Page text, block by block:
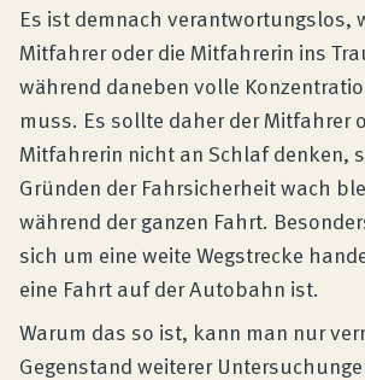
Es ist demnach verantwortungslos,
Mitfahrer oder die Mitfahrerin ins
während daneben volle
muss. Es sollte daher der Mitfahrer
Mitfahrerin nicht an Schlaf denken,
Gründen der Fahrsicherheit wach
während der ganzen Fahrt.
sich um eine weite Wegstrecke
eine Fahrt auf der Autobahn ist.
Warum das so ist, kann man nur
Gegenstand weiterer